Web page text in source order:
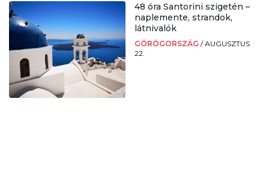
48 óra Santorini szigetén –
naplemente, strandok,
látnivalók
GÖRÖGORSZÁG /AUGUSZTUS
22.